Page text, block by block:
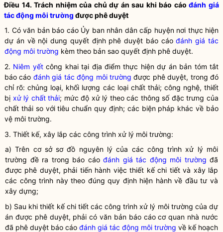
Điều 14. Trách nhiệm của chủ dự án sau khi báo cáođánh giá
tác động môi trường được phê duyệt
1. Có văn bản báo cáo Ủy ban nhân dân cấp huyện nơi thực hiện
dự án về nội dung quyết định phê duyệt báo cáođánh giá tác
động môi trường kèm theo bản sao quyết định phê duyệt.
2. Niêm yếtcông khai tại địa điểm thực hiện dự án bản tóm tắt
báo cáo đánh giá tác động môi trường được phê duyệt, trong đó
chỉ rõ: chủng loại, khối lượng các loại chất thải; công nghệ, thiết
bị xử lý chất thải; mức độ xử lý theo các thông số đặc trưng của
chất thải so với tiêu chuẩn quy định; các biện pháp khác về bảo
vệ môi trường.
3. Thiết kế, xây lắp các công trình xử lý môi trường:
a) Trên cơ sở sơ đồ nguyên lý của các công trình xử lý môi
trường đề ra trong báo cáo đánh giá tác động môi trường đã
được phê duyệt, phải tiến hành việc thiết kế chi tiết và xây lắp
các công trình này theo đúng quy định hiện hành về đầu tư và
xây dựng;
b) Sau khi thiết kế chi tiết các công trình xử lý môi trường của dự
án được phê duyệt, phải có văn bản báo cáo cơ quan nhà nước
đã phê duyệt báo cáo đánh giá tác động môi trường về kế hoạch